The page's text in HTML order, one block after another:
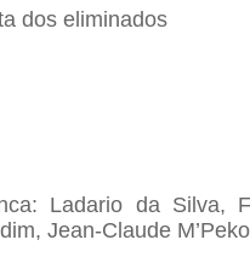
dos eliminados
Ladario da Silva,
Jean-Claude M’Peko